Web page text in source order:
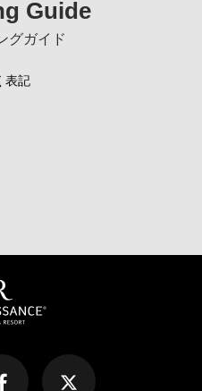
Guide
グガイド
表記